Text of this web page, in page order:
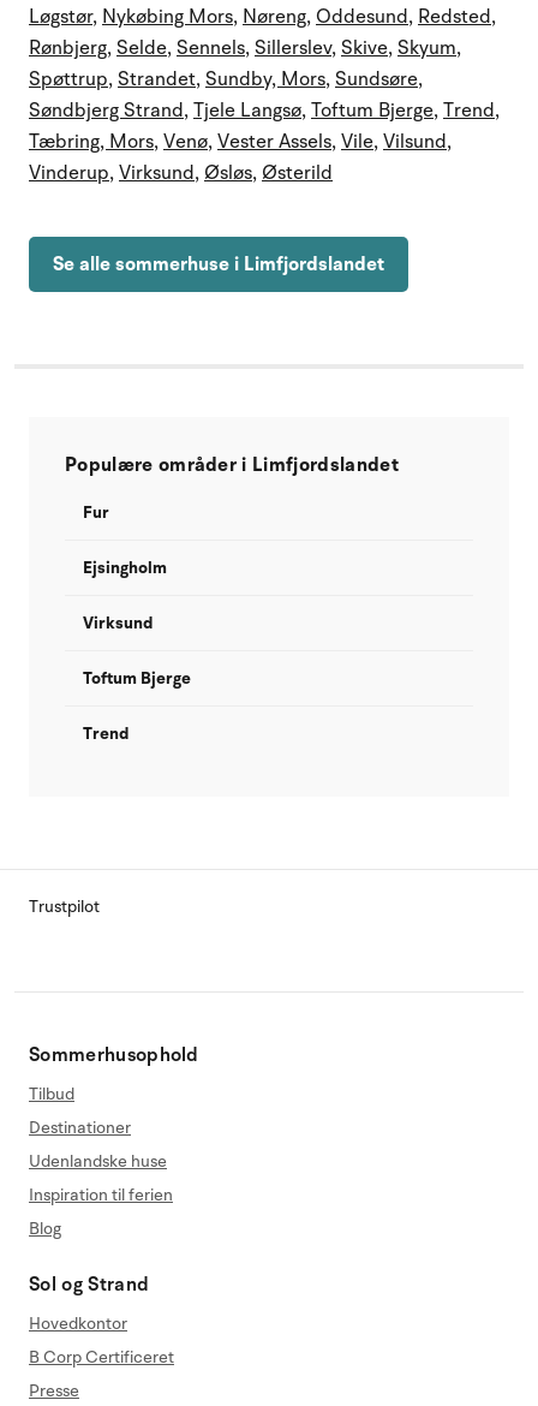
Løgstør, Nykøbing Mors, Nøreng, Oddesund, Redsted,
Rønbjerg,Selde,Sennels,Sillerslev,Skive,Skyum,
Spøttrup,Strandet,Sundby, Mors,Sundsøre,
Søndbjerg Strand,Tjele Langsø,Toftum Bjerge,Trend,
Tæbring, Mors,Venø,Vester Assels,Vile,Vilsund,
Vinderup,Virksund, Øsløs, Østerild
Se alle sommerhuse i Limfjordslandet
Populære områder i Limfjordslandet
Fur
Ejsingholm
Virksund
Toftum Bjerge
Trend
Trustpilot
Sommerhusophold
Tilbud
Destinationer
Udenlandske huse
Inspiration til ferien
Blog
Sol og Strand
Hovedkontor
B Corp Certificeret
Presse